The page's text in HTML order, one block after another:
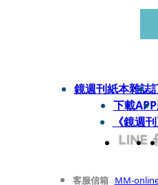
鏡週刊紙本雜誌
下載APP
《鏡週
客服信箱 MM-